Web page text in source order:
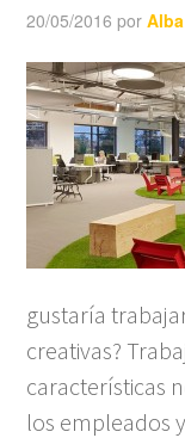
20/05/2016 por
gustaría
creativas?
características
los empleados